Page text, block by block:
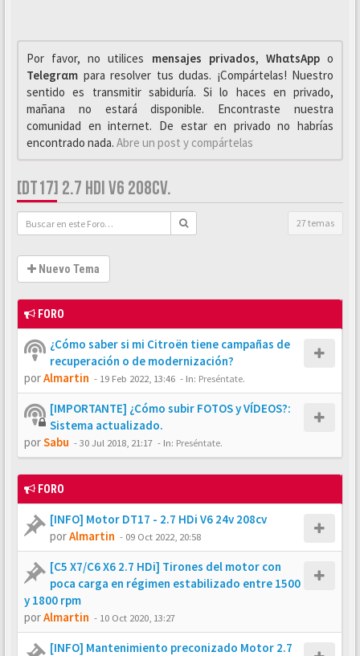
Por favor, no utilices mensajes privados, WhαtsAppo
Telegrαm para resolver tus dudas. ¡Compártelas! Nuestro
sentido es transmitir sabiduría. Si lo haces en privado,
mañana no estará disponible. Encontraste nuestra
comunidad en internet. De estar en privado no habrías
encontrado nada. Abre un post y compártelas
[DT17] 2.7 HDI V6 208CV.
27 temas
Nuevo Tema
FORO
¿Cómo saber si mi Citroën tiene campañas de
recuperación o de modernización?
porAlmartin - 19 Feb 2022, 13:46 - In: Preséntate.
[IMPORTANTE] ¿Cómo subir FOTOS y VÍDEOS?:
Sistema actualizado.
porSabu -30 Jul 2018, 21:17 - In: Preséntate.
FORO
[INFO] Motor DT17 - 2.7 HDi V6 24v 208cv
porAlmartin - 09 Oct 2022, 20:58
[C5 X7/C6 X6 2.7 HDi] Tirones del motor con
poca carga en régimen estabilizado entre 1500
y 1800 rpm
porAlmartin - 10 Oct 2020, 13:27
[INFO] Mantenimiento preconizado Motor 2.7